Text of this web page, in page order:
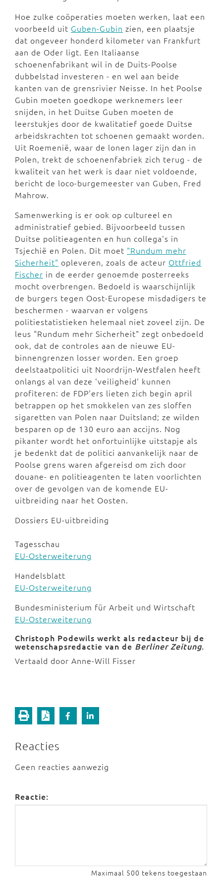
Hoe zulke coöperaties moeten werken, laat een
voorbeeld uit Guben-Gubin zien, een plaatsje
dat ongeveer honderd kilometer van Frankfurt
aan de Oder ligt. Een Italiaanse
schoenenfabrikant wil in de Duits-Poolse
dubbelstad investeren - en wel aan beide
kanten van de grensrivier Neisse. In het Poolse
Gubin moeten goedkope werknemers leer
snijden, in het Duitse Guben moeten de
leerstukjes door de kwalitatief goede Duitse
arbeidskrachten tot schoenen gemaakt worden.
Uit Roemenië, waar de lonen lager zijn dan in
Polen, trekt de schoenenfabriek zich terug - de
kwaliteit van het werk is daar niet voldoende,
bericht de loco-burgemeester van Guben, Fred
Mahrow.
Samenwerking is er ook op cultureel en
administratief gebied. Bijvoorbeeld tussen
Duitse politieagenten en hun collega's in
Tsjechië en Polen. Dit moet "Rundum mehr
Sicherheit" opleveren, zoals de acteur Ottfried
Fischer in de eerder genoemde posterreeks
mocht overbrengen. Bedoeld is waarschijnlijk
de burgers tegen Oost-Europese misdadigers te
beschermen - waarvan er volgens
politiestatistieken helemaal niet zoveel zijn. De
leus "Rundum mehr Sicherheit" zegt onbedoeld
ook, dat de controles aan de nieuwe EU-
binnengrenzen losser worden. Een groep
deelstaatpolitici uit Noordrijn-Westfalen heeft
onlangs al van deze 'veiligheid' kunnen
profiteren: de FDP'ers lieten zich begin april
betrappen op het smokkelen van zes sloffen
sigaretten van Polen naar Duitsland; ze wilden
besparen op de 130 euro aan accijns. Nog
pikanter wordt het onfortuinlijke uitstapje als
je bedenkt dat de politici aanvankelijk naar de
Poolse grens waren afgereisd om zich door
douane- en politieagenten te laten voorlichten
over de gevolgen van de komende EU-
uitbreiding naar het Oosten.
Dossiers EU-uitbreiding
Tagesschau
EU-Osterweiterung
Handelsblatt
EU-Osterweiterung
Bundesministerium für Arbeit und Wirtschaft
EU-Osterweiterung
Christoph Podewils werkt als redacteur bij de
wetenschapsredactie van de Berliner Zeitung.
Vertaald door Anne-Will Fisser
Reacties
Geen reacties aanwezig
Reactie:
Maximaal 500 tekens toegestaan